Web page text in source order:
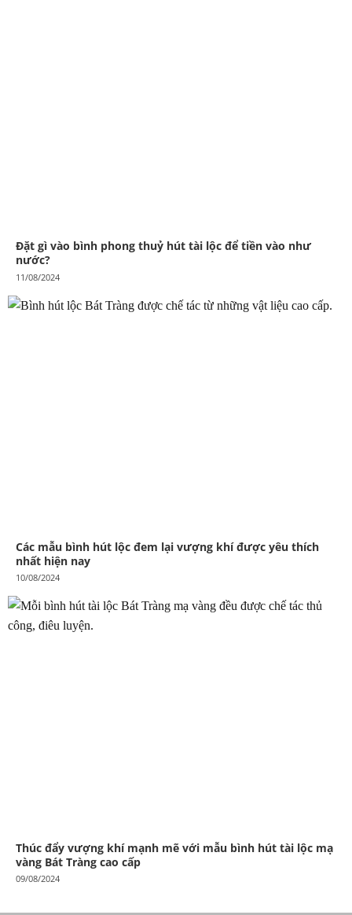
Đặt gì vào bình phong thuỷ hút tài lộc để tiền vào như
nước?
11/08/2024
Các mẫu bình hút lộc đem lại vượng khí được yêu thích
nhất hiện nay
10/08/2024
Thúc đẩy vượng khí mạnh mẽ với mẫu bình hút tài lộc mạ
vàng Bát Tràng cao cấp
09/08/2024